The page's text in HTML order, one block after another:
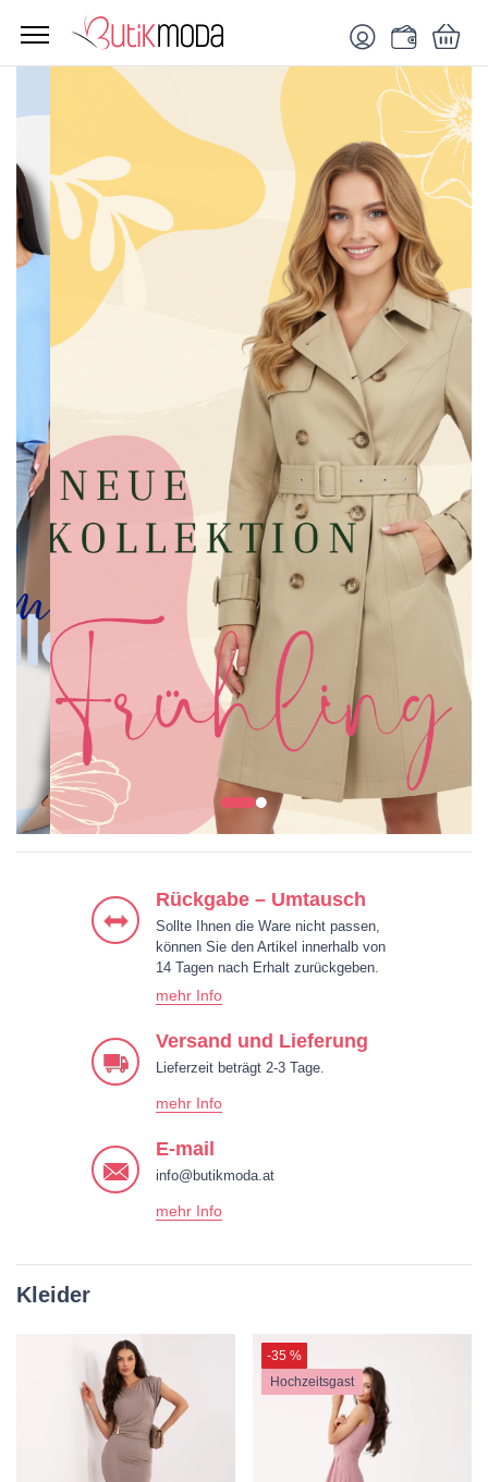
Rückgabe – Umtausch
Sollte Ihnen die Ware nicht passen,
können Sie den Artikel innerhalb von
14 Tagen nach Erhalt zurückgeben.
mehr Info
Versand und Lieferung
Lieferzeit beträgt 2-3 Tage.
mehr Info
E-mail
info@butikmoda.at
mehr Info
Kleider
-35 %
Hochzeitsgast